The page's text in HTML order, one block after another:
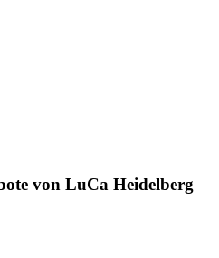
von LuCa Heidelberg